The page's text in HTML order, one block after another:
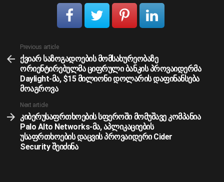
more
Previous article
ქვიარ საზოგადოების მომსახურეობაზე
ორიენტირებულმა ციფრული ბანკის პროვაიდერმა
Daylight-მა, $15 მილიონი დოლარის დაფინანსება
მოაგროვა
Next article
კიბერუსაფრთხოების სფეროში მომუშავე კომპანია
Palo Alto Networks-მა, აპლიკაციების
უსაფრთხოების დაცვის პროვაიდერი Cider
Security შეიძინა